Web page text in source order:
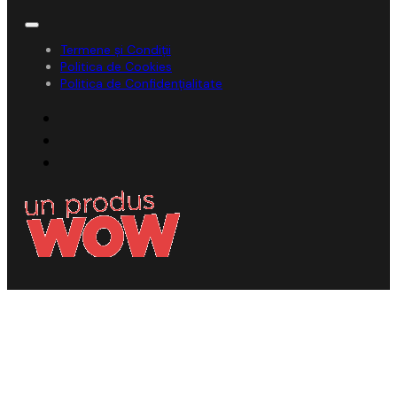
Termene și Condiții
Politica de Cookies
Politica de Confidențialitate